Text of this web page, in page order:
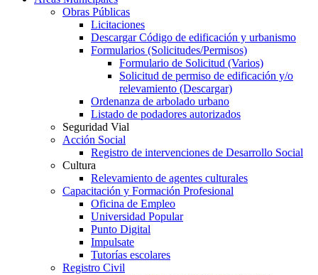
Obras Públicas
Licitaciones
Descargar Código de edificación y urbanismo
Formularios (Solicitudes/Permisos)
Formulario de Solicitud (Varios)
Solicitud de permiso de edificación y/o
relevamiento (Descargar)
Ordenanza de arbolado urbano
Listado de podadores autorizados
Seguridad Vial
Acción Social
Registro de intervenciones de Desarrollo Social
Cultura
Relevamiento de agentes culturales
Capacitación y Formación Profesional
Oficina de Empleo
Universidad Popular
Punto Digital
Impulsate
Tutorías escolares
Registro Civil